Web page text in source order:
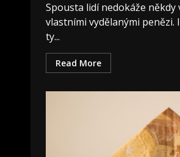
Spousta lidí nedokáže někdy
vlastními vydělanými penězi.
ty...
Read More